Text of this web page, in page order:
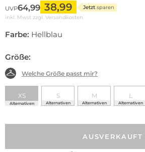
UVP64,99 38,99 Jetzt sparen
inkl. Mwst zzgl. Versandkosten
Farbe: Hellblau
Größe:
Welche Größe passt mir?
XS
Alternativen
S
Alternativen
M
Alternativen
L
Alternativen
AUSVERKAUFT